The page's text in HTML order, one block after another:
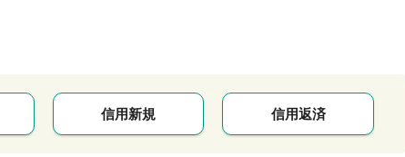
信用新規 信用返済